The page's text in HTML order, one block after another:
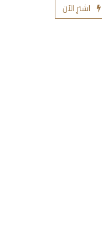
اشترِ الآن